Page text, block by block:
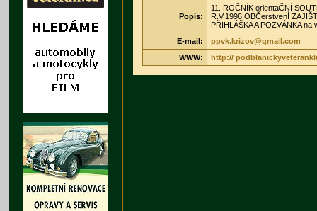
Popis:
11. ROČNÍK orientaČNÍ
R.V.1996.OBČerstvenÍ
PŘIHLÁŠKA A POZVÁNKA na
E-mail:
ppvk.krizov@gmail.com
WWW:
http://